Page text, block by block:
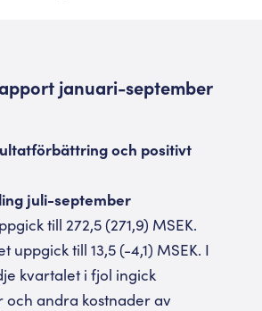
januari-september
och positivt
juli-september
till 272,5 (271,9) MSEK.
uppgick till 13,5 (-4,1) MSEK. I
kvartalet i fjol ingick
och andra kostnader av